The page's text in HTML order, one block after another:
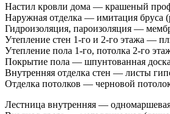
Настил кровли дома — крашеный
Наружная отделка — имитация бруса
Гидроизоляция, пароизоляция —
Утепление стен 1-го и 2-го этажа —
Утепление пола 1-го, потолка 2-го
Покрытие пола — шпунтованная доска
Внутренняя отделка стен — листы
Отделка потолков — черновой
Лестница внутренняя —